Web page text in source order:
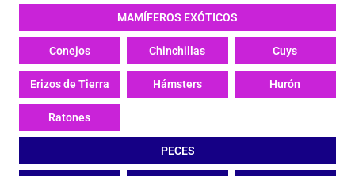
MAMÍFEROS EXÓTICOS
Conejos Chinchillas Cuys
Erizos de Tierra Hámsters Hurón
Ratones
PECES